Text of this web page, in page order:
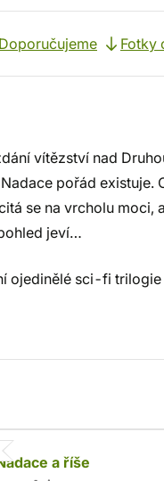
Doporučujeme Fotky
vítězství nad
pořád existuje.
se na vrcholu moci,
jeví…
sci-fi trilogie
a říše